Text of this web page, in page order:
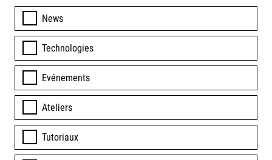
News
Technologies
Evénements
Ateliers
Tutoriaux